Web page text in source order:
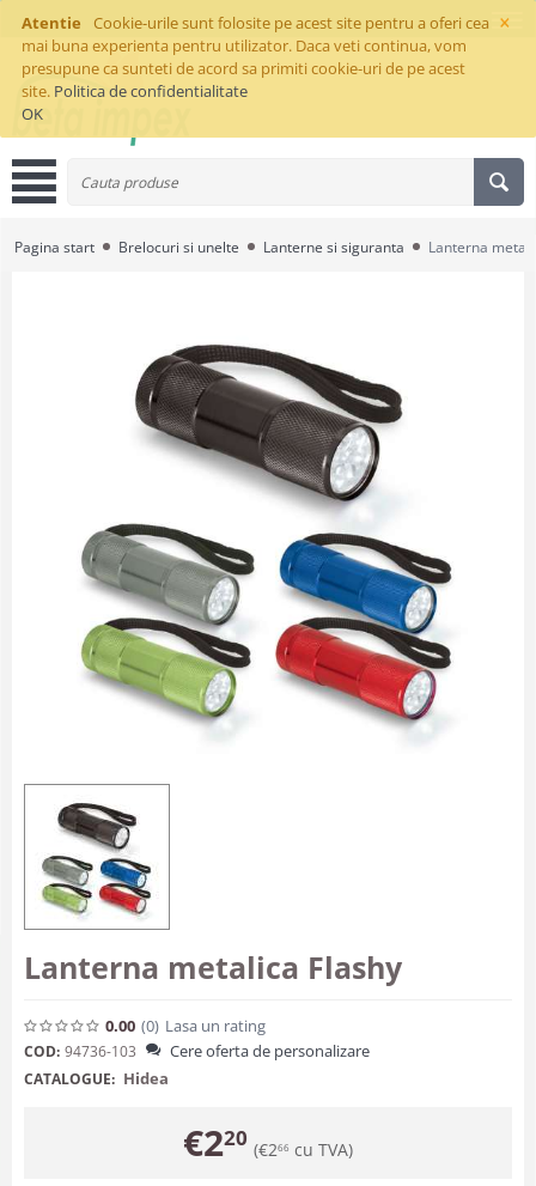
×
Atentie
Cookie-urile sunt folosite pe acest site pentru a oferi cea
mai buna experienta pentru utilizator. Daca veti continua, vom
presupune ca sunteti de acord sa primiti cookie-uri de pe acest
site. Politica de confidentialitate
OK
Pagina start Brelocuri si unelte Lanterne si siguranta Lanterna
Lanterna metalica Flashy
0.00 (0) Lasa un rating
COD: 94736-103 Cere oferta de personalizare
CATALOGUE: Hidea
€220 (€266 cu TVA)